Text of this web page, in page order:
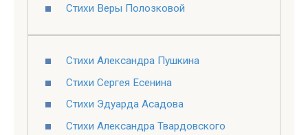
Стихи Веры Полозковой
Стихи Александра Пушкина
Стихи Сергея Есенина
Стихи Эдуарда Асадова
Стихи Александра Твардовского